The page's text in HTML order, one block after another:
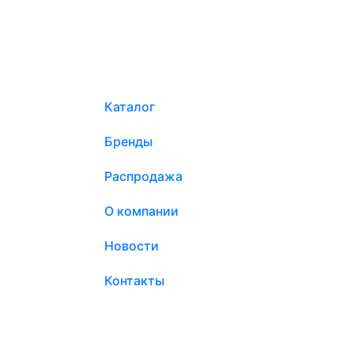
Каталог
Бренды
Распродажа
О компании
Новости
Контакты